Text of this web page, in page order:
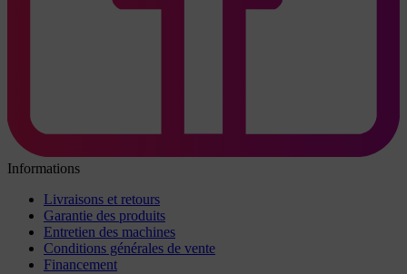
Informations
Livraisons et retours
Garantie des produits
Entretien des machines
Conditions générales de vente
Financement